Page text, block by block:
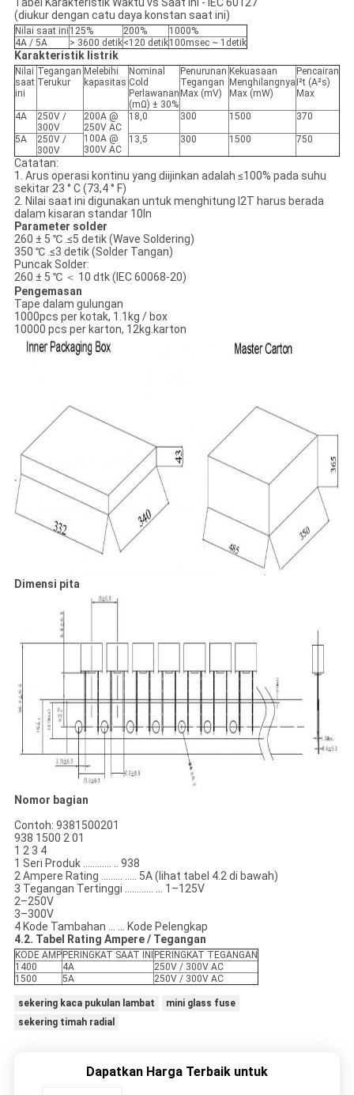
Tabel Karakteristik Waktu vs Saat Ini - IEC 60127
(diukur dengan catu daya konstan saat ini)
Nilai saat ini 125% 200%
1000%
4A / 5A
> 3600 detik<120 detik100msec ~ 1detik
Karakteristik listrik
Nilai
saat
ini
Tegangan
Terukur
Melebihi
kapasitas
Nominal
Cold
Perlawanan
(mΩ) ± 30%
Penurunan
Tegangan
Max (mV)
Kekuasaan
Menghilangnya
Max (mW)
Pencairan
I²t (A²s)
Max
4A
250V /
300V
200A @
250V AC
100A @
300V AC
18,0 300 1500 370
5A
250V /
300V
13,5 300 1500 750
Catatan:
1. Arus operasi kontinu yang diijinkan adalah ≤100% pada suhu
sekitar 23 ° C (73,4 ° F)
2. Nilai saat ini digunakan untuk menghitung I2T harus berada
dalam kisaran standar 10In
Parameter solder
260 ± 5 ℃ .≤5 detik (Wave Soldering)
350 ℃ .≤3 detik (Solder Tangan)
Puncak Solder:
260 ± 5 ℃ ＜ 10 dtk (IEC 60068-20)
Pengemasan
Tape dalam gulungan
1000pcs per kotak, 1.1kg / box
10000 pcs per karton, 12kg.karton
Dimensi pita
Nomor bagian
Contoh: 9381500201
938 1500 2 01
1 2 3 4
1 Seri Produk ………… .. 938
2 Ampere Rating ……… ..... 5A (lihat tabel 4.2 di bawah)
3 Tegangan Tertinggi ………… ... 1–125V
2–250V
3–300V
4 Kode Tambahan ... ... Kode Pelengkap
4.2. Tabel Rating Ampere / Tegangan
KODE AMP PERINGKAT SAAT INI PERINGKAT TEGANGAN
1400
4A
250V / 300V AC
1500
5A 250V / 300V AC
sekering kaca pukulan lambat
mini glass fuse
sekering timah radial
Dapatkan Harga Terbaik untuk